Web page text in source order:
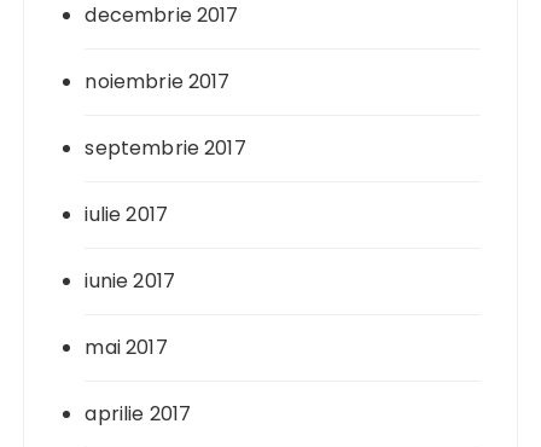
decembrie 2017
noiembrie 2017
septembrie 2017
iulie 2017
iunie 2017
mai 2017
aprilie 2017